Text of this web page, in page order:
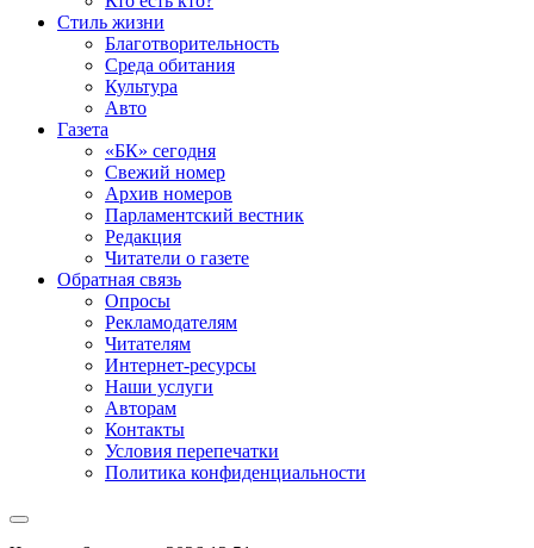
Стиль жизни
Благотворительность
Среда обитания
Культура
Авто
Газета
«БК» сегодня
Свежий номер
Архив номеров
Парламентский вестник
Редакция
Читатели о газете
Обратная связь
Опросы
Рекламодателям
Читателям
Интернет-ресурсы
Наши услуги
Авторам
Контакты
Условия перепечатки
Политика конфиденциальности